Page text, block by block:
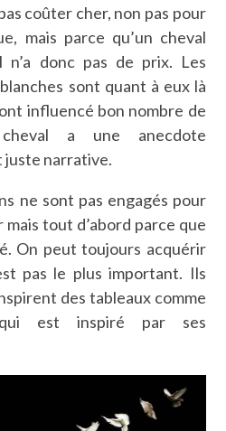
coûter cher, non pas pour
mais parce qu’un cheval
n’a donc pas de prix. Les
sont quant à eux là
influencé bon nombre de
a une anecdote
juste narrative.
ne sont pas engagés pour
tout d’abord parce que
On peut toujours acquérir
pas le plus important. Ils
des tableaux comme
est inspiré par ses